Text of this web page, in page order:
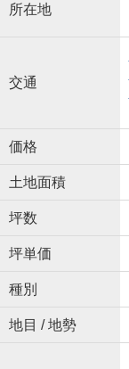
所在地
交通
価格
土地面積
坪数
坪単価
種別
地目 / 地勢